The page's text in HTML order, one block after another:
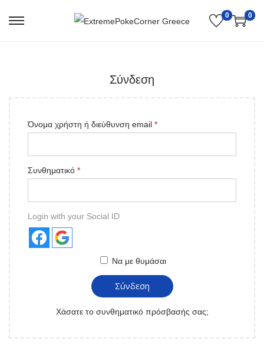
0 0
Σύνδεση
Όνομα χρήστη ή διεύθυνση email *
Συνθηματικό *
Login with your Social ID
Να με θυμάσαι
Σύνδεση
Χάσατε το συνθηματικό πρόσβασής σας;